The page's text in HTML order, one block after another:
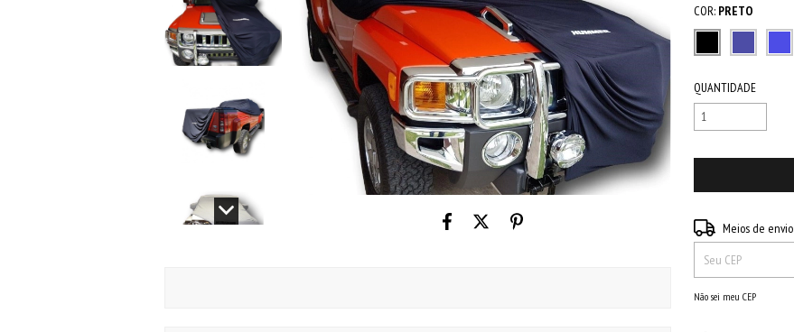
COR: PRETO
QUANTIDADE
Entregas para o CEP:
Meios de envio
Não sei meu CEP